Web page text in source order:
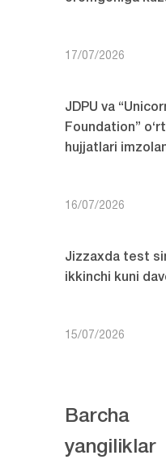
17/07/2026
JDPU va
Foundation”
hujjatlari
16/07/2026
Jizzaxda test
ikkinchi kuni
15/07/2026
Barcha
yangiliklar